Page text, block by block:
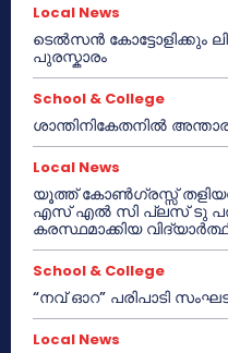
Local News
ടെൽസൻ കോട്ടോളിക്കും
പുരസ്കാരം
School & College
ശാന്തിനികേതനിൽ
Local News
യൂത്ത് കോൺഗ്രസ്സ്
എസ് എൽ സി പ്ലസ് ടു
കരസ്ഥമാക്കിയ
School & College
“നവ് ഓറ” പരിപാടി
Local News